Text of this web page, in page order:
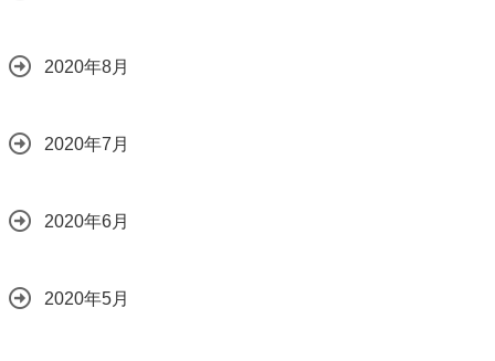
2020年8月
2020年7月
2020年6月
2020年5月